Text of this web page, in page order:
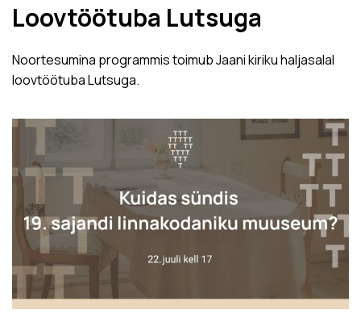
Loovtöötuba Lutsuga
Noortesumina programmis toimub Jaani kiriku haljasalal
loovtöötuba Lutsuga.